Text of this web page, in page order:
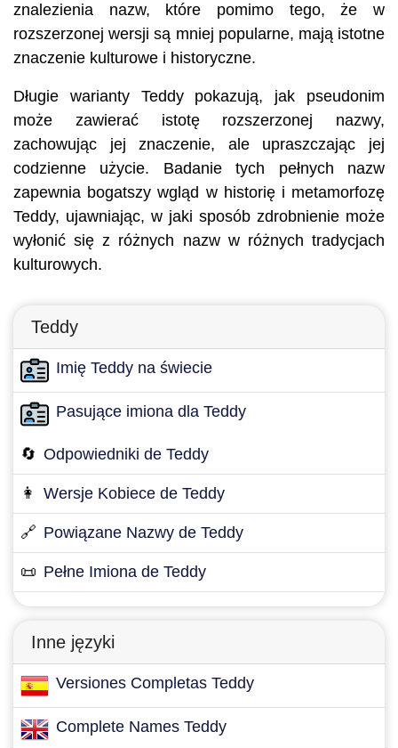
znalezienia nazw, które pomimo tego, że w
rozszerzonej wersji są mniej popularne, mają istotne
znaczenie kulturowe i historyczne.
Długie warianty Teddy pokazują, jak pseudonim
może zawierać istotę rozszerzonej nazwy,
zachowując jej znaczenie, ale upraszczając jej
codzienne użycie. Badanie tych pełnych nazw
zapewnia bogatszy wgląd w historię i metamorfozę
Teddy, ujawniając, w jaki sposób zdrobnienie może
wyłonić się z różnych nazw w różnych tradycjach
kulturowych.
Teddy
Imię Teddy na świecie
Pasujące imiona dla Teddy
🔄 Odpowiedniki de Teddy
👩 Wersje Kobiece de Teddy
🔗 Powiązane Nazwy de Teddy
📜 Pełne Imiona de Teddy
Inne języki
Versiones Completas Teddy
Complete Names Teddy